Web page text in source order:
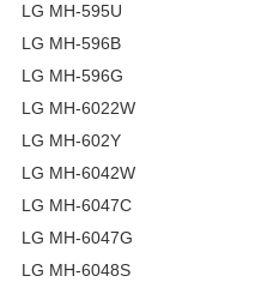
LG MH-595U
LG MH-596B
LG MH-596G
LG MH-6022W
LG MH-602Y
LG MH-6042W
LG MH-6047C
LG MH-6047G
LG MH-6048S